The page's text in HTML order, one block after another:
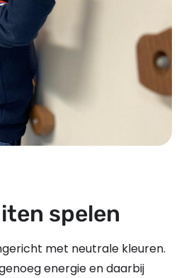
spelen
met neutrale kleuren.
energie en daarbij